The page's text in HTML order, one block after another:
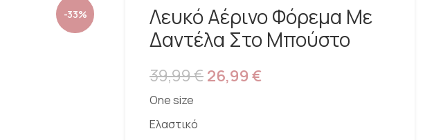
-33%
Λευκό Αέρινο Φόρεμα Με
Δαντέλα Στο Μπούστο
39,99€ 26,99 €
One size
Ελαστικό